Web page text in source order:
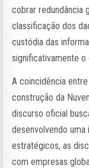
cobrar redundância
classificação dos
custódia das
significativamente o
A coincidência
construção da
discurso oficial
desenvolvendo
estratégicos, as
com empresas